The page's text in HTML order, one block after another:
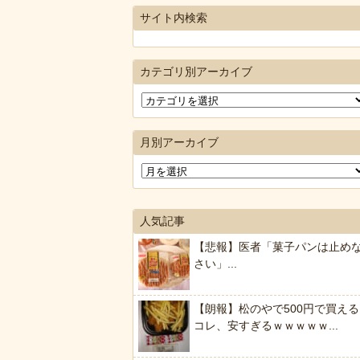
サイト内検索
カテゴリ別アーカイブ
月別アーカイブ
人気記事
【悲報】医者「菓子パンは止め
さい」...
【朗報】松のやで500円で買える
コレ、安すぎるｗｗｗｗｗ...